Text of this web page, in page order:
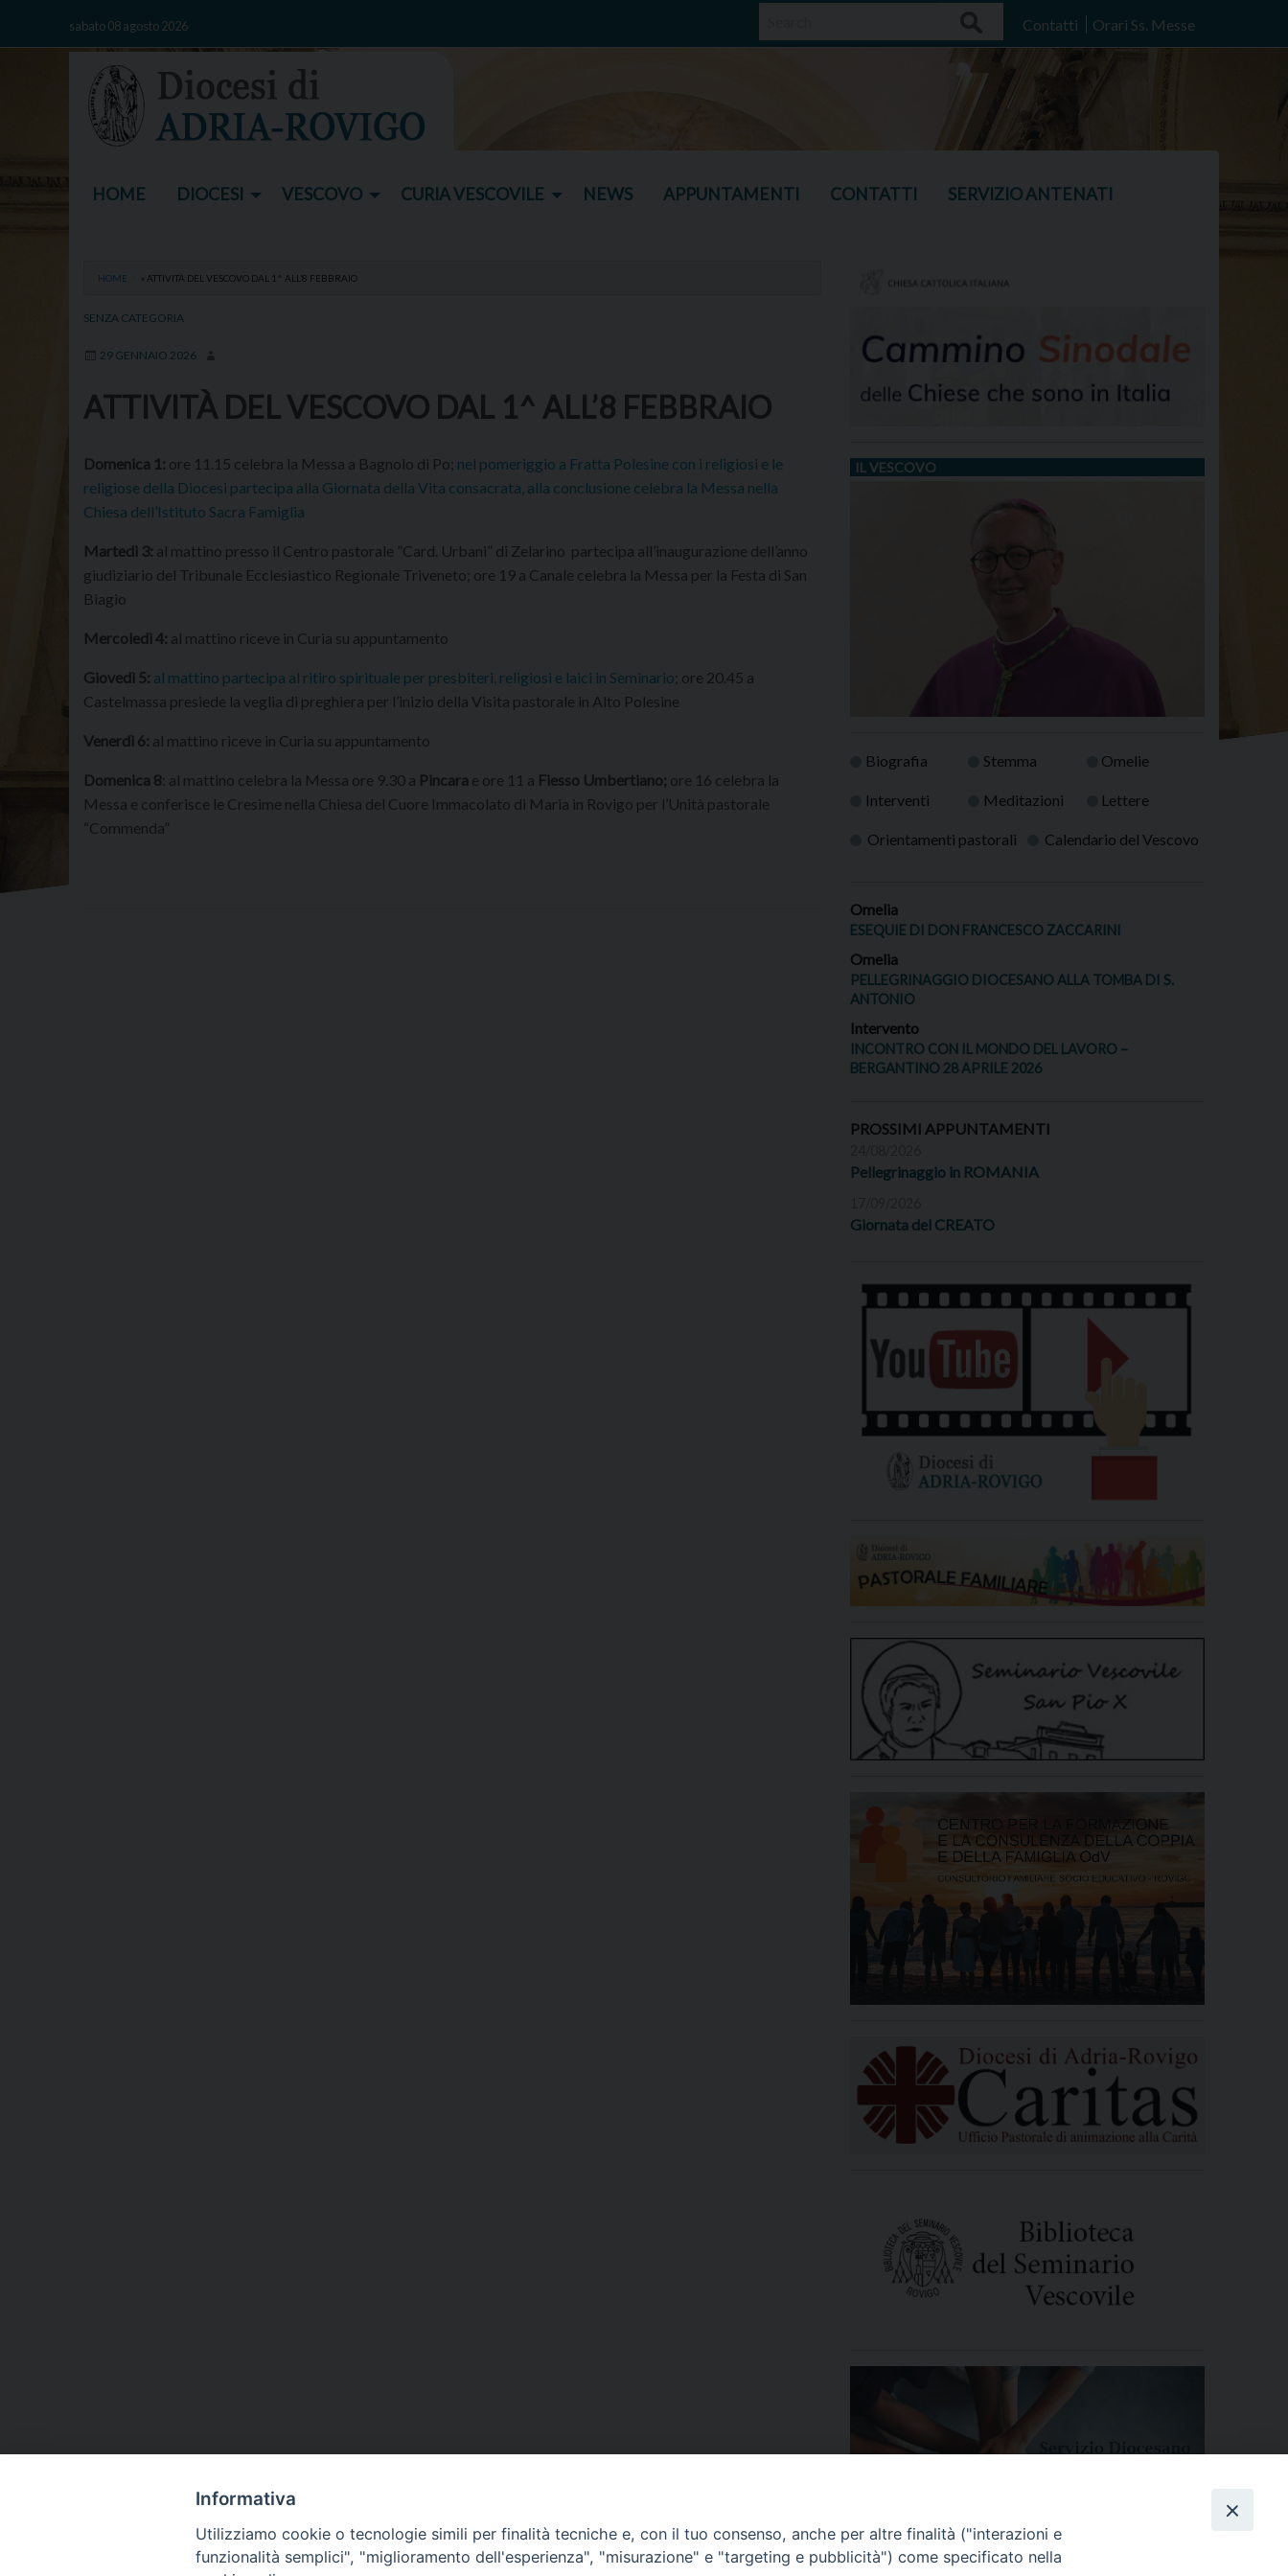
sabato 08 agosto 2026 Contatti Orari Ss. Messe
HOME DIOCESI VESCOVO CURIA VESCOVILE NEWS APPUNTAMENTI CONTATTI SERVIZIO ANTENATI
HOME » ATTIVITÀ DEL VESCOVO DAL 1^ ALL’8 FEBBRAIO
SENZA CATEGORIA
29 GENNAIO 2026
ATTIVITÀ DEL VESCOVO DAL 1^ ALL’8 FEBBRAIO
Domenica 1: ore 11.15 celebra la Messa a Bagnolo di Po; nel pomeriggio a Fratta Polesine con i religiosi e le
religiose della Diocesi partecipa alla Giornata della Vita consacrata, alla conclusione celebra la Messa nella
Chiesa dell’Istituto Sacra Famiglia
Martedì 3: al mattino presso il Centro pastorale ”Card. Urbani” di Zelarino partecipa all’inaugurazione dell’anno
giudiziario del Tribunale Ecclesiastico Regionale Triveneto; ore 19 a Canale celebra la Messa per la Festa di San
Biagio
Mercoledì 4: al mattino riceve in Curia su appuntamento
Giovedì 5: al mattino partecipa al ritiro spirituale per presbiteri, religiosi e laici in Seminario ; ore 20.45 a
Castelmassa presiede la veglia di preghiera per l’inizio della Visita pastorale in Alto Polesine
Venerdì 6: al mattino riceve in Curia su appuntamento
Domenica 8 : al mattino celebra la Messa ore 9.30 a Pincara e ore 11 a Fiesso Umbertiano; ore 16 celebra la
Messa e conferisce le Cresime nella Chiesa del Cuore Immacolato di Maria in Rovigo per l’Unità pastorale
“Commenda”
IL VESCOVO
Biografia Stemma Omelie
Interventi Meditazioni Lettere
Orientamenti pastorali Calendario del Vescovo
Omelia
ESEQUIE DI DON FRANCESCO ZACCARINI
Omelia
PELLEGRINAGGIO DIOCESANO ALLA TOMBA DI S.
ANTONIO
Intervento
INCONTRO CON IL MONDO DEL LAVORO –
BERGANTINO 28 APRILE 2026
PROSSIMI APPUNTAMENTI
Pellegrinaggio in ROMANIA
Giornata del CREATO
Informativa
Utilizziamo cookie o tecnologie simili per finalità tecniche e, con il tuo consenso, anche per altre finalità ("interazioni e
funzionalità semplici", "miglioramento dell'esperienza", "misurazione" e "targeting e pubblicità") come specificato nella